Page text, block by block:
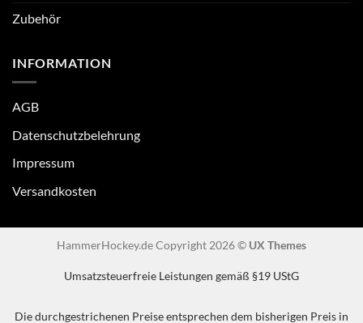
Zubehör
INFORMATION
AGB
Datenschutzbelehrung
Impressum
Versandkosten
HammerHockey.de Copyright 2026 © UX Themes
Umsatzsteuerfreie Leistungen gemäß §19 UStG
Die durchgestrichenen Preise entsprechen dem bisherigen Preis in